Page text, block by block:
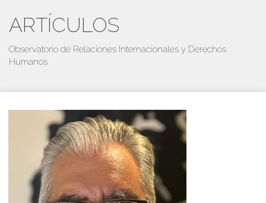
ARTÍCULOS
Observatorio de Relaciones Internacionales y Derechos
Humanos